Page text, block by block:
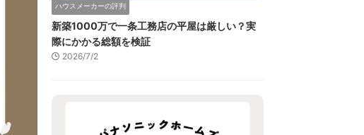
ハウスメーカーの評判
新築1000万で一条工務店の平屋は厳しい？実
際にかかる総額を検証
2026/7/2